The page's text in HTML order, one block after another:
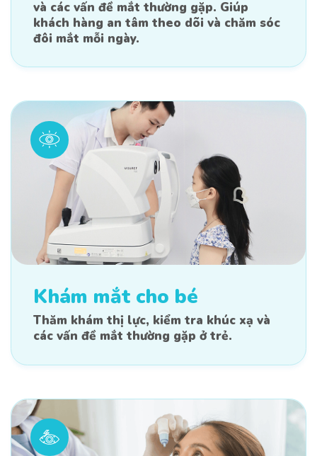
và các vấn đề mắt thường gặp. Giúp
khách hàng an tâm theo dõi và chăm sóc
đôi mắt mỗi ngày.
Khám mắt cho bé
Thăm khám thị lực, kiểm tra khúc xạ và
các vấn đề mắt thường gặp ở trẻ.